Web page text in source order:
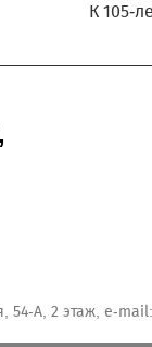
К 105-
54-А, 2 этаж, e-mail: